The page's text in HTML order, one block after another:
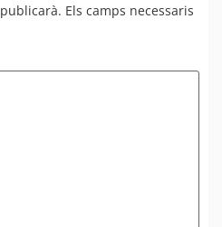
Els camps necessaris